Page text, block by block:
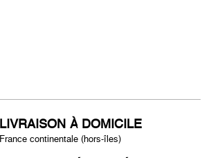
LIVRAISON À DOMICILE
France continentale (hors-îles)